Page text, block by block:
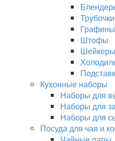
Трубочки
Графины
Штофы
Шейкеры
Кухонные наборы
Наборы для
Наборы для
Наборы для
Посуда для чая и